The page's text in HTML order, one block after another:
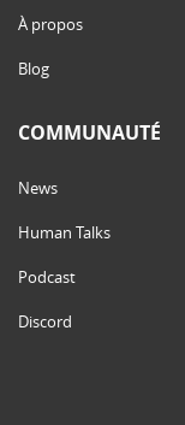
À propos
Blog
COMMUNAUTÉ
News
Human Talks
Podcast
Discord